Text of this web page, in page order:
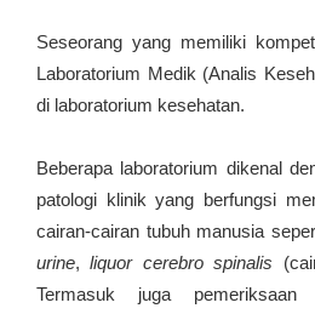
Seseorang yang memiliki
Laboratorium Medik (Analis
di laboratorium kesehatan.
Beberapa laboratorium dikenal
patologi klinik yang berfungsi
cairan-cairan tubuh manusia
urine,liquor cerebro spinalis
Termasuk juga